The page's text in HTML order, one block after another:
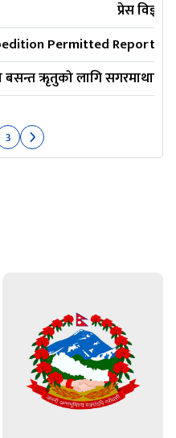
प्रेस
Permitted Report &
ऋृतुको लागि सगरमाथाको
3